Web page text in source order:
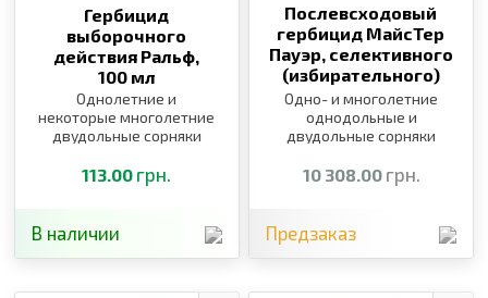
Гербицид
выборочного
действия Ральф,
100 мл
Однолетние и
некоторые многолетние
двудольные сорняки
113.00 грн.
В наличии
Послевсходовый
гербицид МайсТер
Пауэр, селективного
(избирательного)
действия,5 л
Одно- и многолетние
однодольные и
двудольные сорняки
10 308.00 грн.
Предзаказ